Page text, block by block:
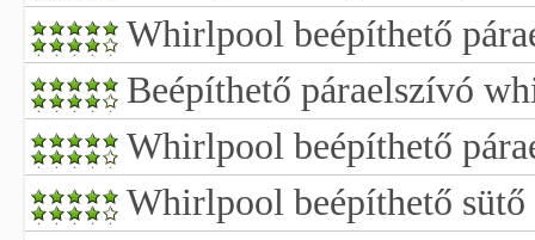
Whirlpool beépíthető
Beépíthető páraelszívó
Whirlpool beépíthető
Whirlpool beépíthető sütő